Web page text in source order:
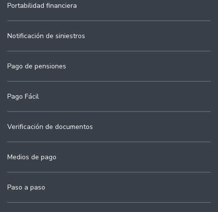
Portabilidad financiera
Notificación de siniestros
Pago de pensiones
Pago Fácil
Verificación de documentos
Medios de pago
Paso a paso